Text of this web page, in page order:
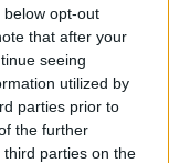
opt-out
that after your
seeing
utilized by
parties prior to
the further
parties on the
Συμβούλιο/
Προσωπικό &